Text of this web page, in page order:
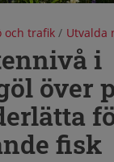
och trafik/ Utvalda
i
över
fisk